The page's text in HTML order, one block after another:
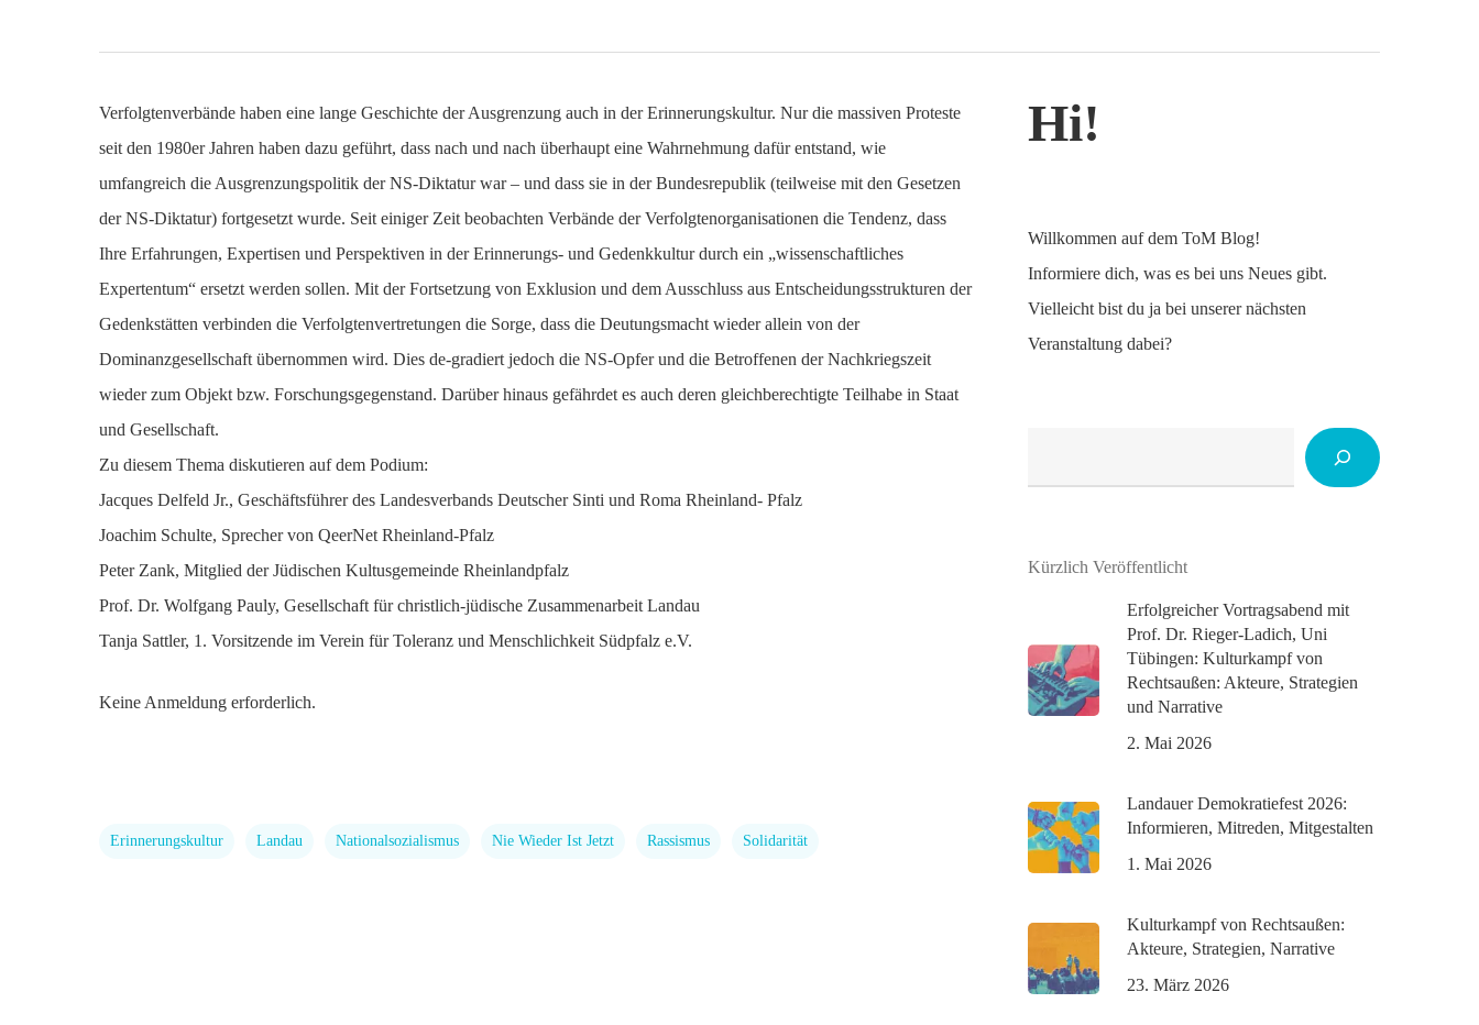
Verfolgtenverbände haben eine lange Geschichte der Ausgrenzung auch in der Erinnerungskultur. Nur die massiven Proteste
seit den 1980er Jahren haben dazu geführt, dass nach und nach überhaupt eine Wahrnehmung dafür entstand, wie
umfangreich die Ausgrenzungspolitik der NS-Diktatur war – und dass sie in der Bundesrepublik (teilweise mit den Gesetzen
der NS-Diktatur) fortgesetzt wurde. Seit einiger Zeit beobachten Verbände der Verfolgtenorganisationen die Tendenz, dass
Ihre Erfahrungen, Expertisen und Perspektiven in der Erinnerungs- und Gedenkkultur durch ein „wissenschaftliches
Expertentum“ ersetzt werden sollen. Mit der Fortsetzung von Exklusion und dem Ausschluss aus Entscheidungsstrukturen der
Gedenkstätten verbinden die Verfolgtenvertretungen die Sorge, dass die Deutungsmacht wieder allein von der
Dominanzgesellschaft übernommen wird. Dies de-gradiert jedoch die NS-Opfer und die Betroffenen der Nachkriegszeit
wieder zum Objekt bzw. Forschungsgegenstand. Darüber hinaus gefährdet es auch deren gleichberechtigte Teilhabe in Staat
und Gesellschaft.
Zu diesem Thema diskutieren auf dem Podium:
Jacques Delfeld Jr., Geschäftsführer des Landesverbands Deutscher Sinti und Roma Rheinland- Pfalz
Joachim Schulte, Sprecher von QeerNet Rheinland-Pfalz
Peter Zank, Mitglied der Jüdischen Kultusgemeinde Rheinlandpfalz
Prof. Dr. Wolfgang Pauly, Gesellschaft für christlich-jüdische Zusammenarbeit Landau
Tanja Sattler, 1. Vorsitzende im Verein für Toleranz und Menschlichkeit Südpfalz e.V.
Keine Anmeldung erforderlich.
Erinnerungskultur Landau Nationalsozialismus Nie Wieder Ist Jetzt Rassismus Solidarität
Hi!
Willkommen auf dem ToM Blog!
Informiere dich, was es bei uns Neues gibt.
Vielleicht bist du ja bei unserer nächsten
Veranstaltung dabei?
Kürzlich Veröffentlicht
Erfolgreicher Vortragsabend mit
Prof. Dr. Rieger-Ladich, Uni
Tübingen: Kulturkampf von
Rechtsaußen: Akteure, Strategien
und Narrative
2. Mai 2026
Landauer Demokratiefest 2026:
Informieren, Mitreden, Mitgestalten
1. Mai 2026
Kulturkampf von Rechtsaußen:
Akteure, Strategien, Narrative
23. März 2026